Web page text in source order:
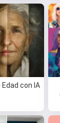
Edad con IA